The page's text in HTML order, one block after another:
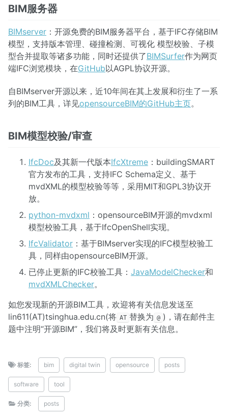
BIM服务器
BIMserver ：开源免费的BIM服务器平台，基于IFC存储BIM
模型，支持版本管理、碰撞检测、可视化 模型校验、子模
型合并提取等诸多功能，同时还提供了BIMSurfer作为网页
端IFC浏览模块，在GitHub以AGPL协议开源。
自BIMserver开源以来，近10年间在其上发展和衍生了一系
列的BIM工具，详见opensourceBIM的GitHub主页。
BIM模型校验/审查
IfcDoc及其新一代版本IfcXtreme ：buildingSMART
官方发布的工具，支持IFC Schema定义、基于
mvdXML的模型校验等等，采用MIT和GPL3协议开
放。
python-mvdxml ：opensourceBIM开源的mvdxml
模型校验工具，基于IfcOpenShell实现。
IfcValidator ：基于BIMserver实现的IFC模型校验工
具，同样由opensourceBIM开源。
已停止更新的IFC校验工具： JavaModelChecker和
mvdXMLChecker。
如您发现新的开源BIM工具，欢迎将有关信息发送至
lin611(AT)tsinghua.edu.cn(将 AT 替换为 @ )，请在邮件主
题中注明“开源BIM”，我们将及时更新有关信息。
标签: bim digital twin opensource posts
software tool
分类: posts